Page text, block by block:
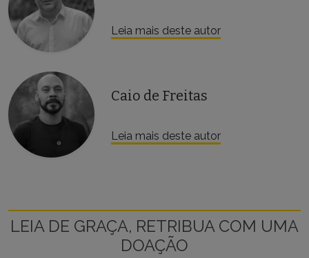
Leia mais deste autor
Caio de Freitas
Leia mais deste autor
LEIA DE GRAÇA, RETRIBUA COM UMA
DOAÇÃO